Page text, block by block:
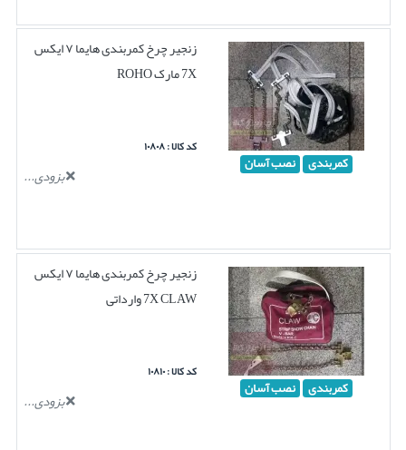
کمربندی نصب آسان
زنجیر چرخ کمربندی هایما ۷ ایکس
7X مارک ROHO
کد کالا : ۱۰۸۰۸
بزودی...
کمربندی نصب آسان
زنجیر چرخ کمربندی هایما ۷ ایکس
7X CLAW وارداتی
کد کالا : ۱۰۸۱۰
بزودی...